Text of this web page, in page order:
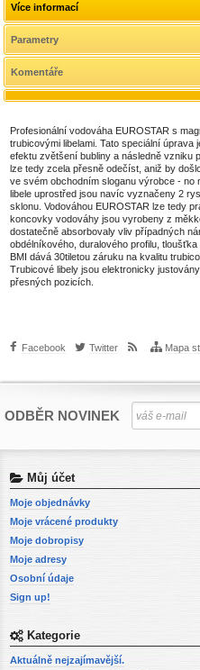
Více informací
Parametry
Komentáře
Profesionální vodováha EUROSTAR s
trubicovými libelami. Tato speciální úprava
efektu zvětšení bubliny a následně vzniku
lze tedy zcela přesně odečíst, aniž by
ve svém obchodním sloganu výrobce - no
libele uprostřed jsou navíc vyznačeny 2
sklonu. Vodováhou EUROSTAR lze tedy
koncovky vodováhy jsou vyrobeny z
dostatečně absorbovaly vliv případných
obdélníkového, duralového profilu,
BMI dává 30tiletou záruku na kvalitu
Trubicové libely jsou elektronicky
přesných pozicích.
Facebook Twitter Mapa
ODBĚR NOVINEK
Můj účet
Moje objednávky
Moje vrácené produkty
Moje dobropisy
Moje adresy
Osobní údaje
Sign up!
Kategorie
Aktuálně nejzajímavější.